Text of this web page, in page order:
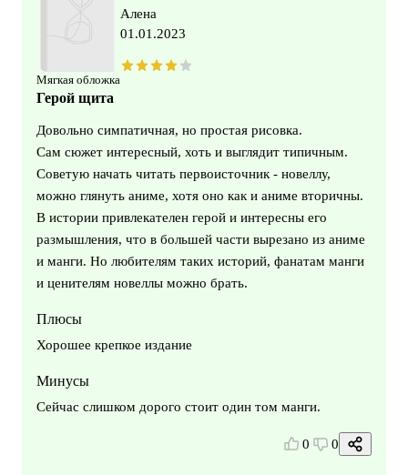
Мягкая обложка
Алена
01.01.2023
Герой щита
Довольно симпатичная, но простая рисовка.
Сам сюжет интересный, хоть и выглядит типичным.
Советую начать читать первоисточник - новеллу,
можно глянуть аниме, хотя оно как и аниме вторичны.
В истории привлекателен герой и интересны его
размышления, что в большей части вырезано из аниме
и манги. Но любителям таких историй, фанатам манги
и ценителям новеллы можно брать.
Плюсы
Хорошее крепкое издание
Минусы
Сейчас слишком дорого стоит один том манги.
0 0